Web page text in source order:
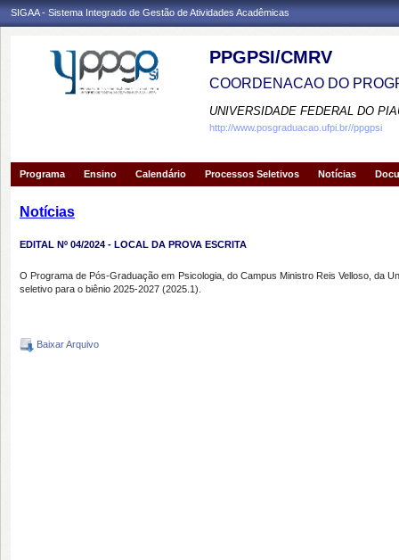
SIGAA - Sistema Integrado de Gestão de Atividades Acadêmicas
PPGPSI/CMRV
COORDENACAO DO
UNIVERSIDADE FEDERAL DO
http://www.posgraduacao.ufpi.br//ppgpsi
Programa Ensino Calendário Processos Seletivos Notícias
Notícias
EDITAL Nº 04/2024 - LOCAL DA PROVA ESCRITA
O Programa de Pós-Graduação em Psicologia, do Campus Ministro Reis Velloso, da
seletivo para o biênio 2025-2027 (2025.1).
Baixar Arquivo